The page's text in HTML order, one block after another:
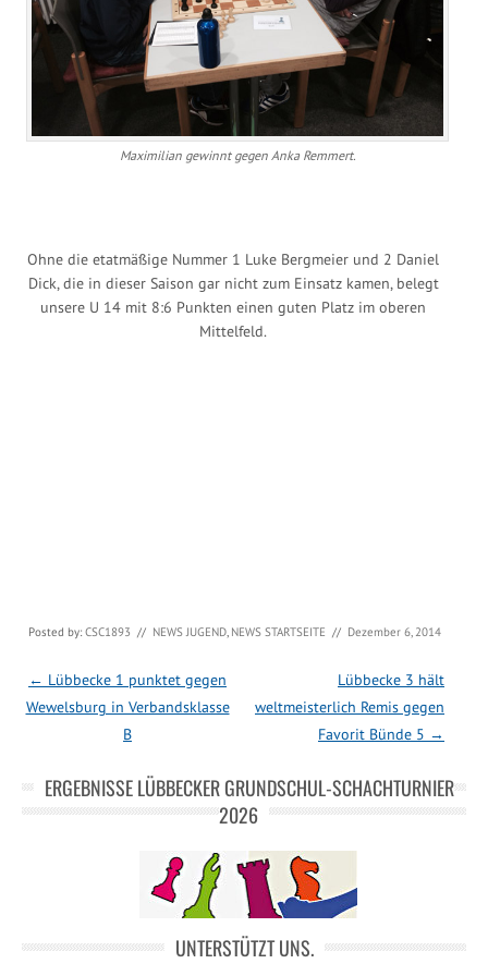
Maximilian gewinnt gegen Anka Remmert.
Ohne die etatmäßige Nummer 1 Luke Bergmeier und 2 Daniel
Dick, die in dieser Saison gar nicht zum Einsatz kamen, belegt
unsere U 14 mit 8:6 Punkten einen guten Platz im oberen
Mittelfeld.
Posted by:CSC1893 // NEWS JUGEND, NEWS STARTSEITE // Dezember 6, 2014
Post navigation
← Lübbecke 1 punktet gegen
Wewelsburg in Verbandsklasse
B
Lübbecke 3 hält
weltmeisterlich Remis gegen
Favorit Bünde 5 →
ERGEBNISSE LÜBBECKER GRUNDSCHUL-SCHACHTURNIER
2026
UNTERSTÜTZT UNS.